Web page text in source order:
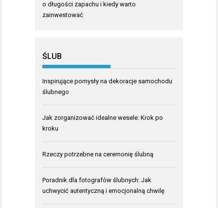
o długości zapachu i kiedy warto
zainwestować
ŚLUB
Inspirujące pomysły na dekoracje samochodu
ślubnego
Jak zorganizować idealne wesele: Krok po
kroku
Rzeczy potrzebne na ceremonię ślubną
Poradnik dla fotografów ślubnych: Jak
uchwycić autentyczną i emocjonalną chwilę